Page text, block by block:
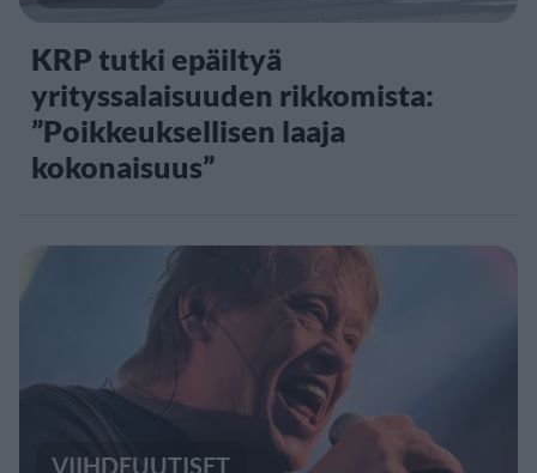
KRP tutki epäiltyä
yrityssalaisuuden rikkomista:
”Poikkeuksellisen laaja
kokonaisuus”
VIIHDEUUTISET